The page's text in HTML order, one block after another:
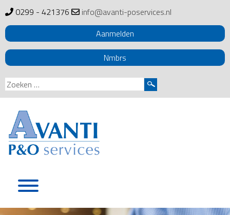
0299 - 421376
info@avanti-poservices.nl
Aanmelden
Nmbrs
Zoeken
naar: